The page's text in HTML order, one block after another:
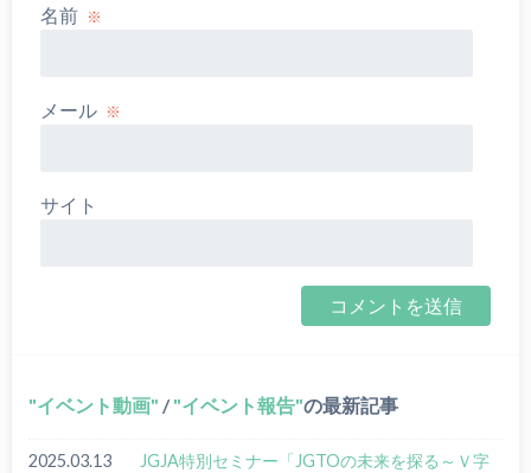
名前 ※
メール ※
サイト
イベント動画 / イベント報告 の最新記事
2025.03.13 JGJA特別セミナー「JGTOの未来を探る～Ｖ字